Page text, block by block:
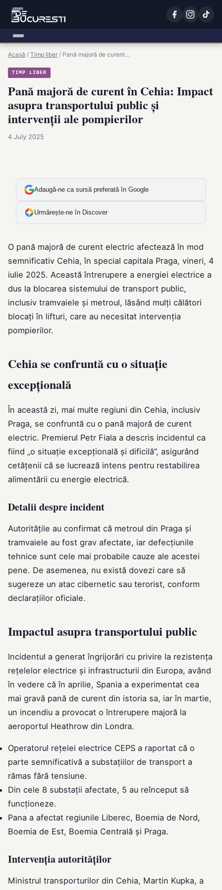
Acasă / Timp liber / Pană majoră de curent…
TIMP LIBER
Pană majoră de curent în Cehia: Impact
asupra transportului public și
intervenții ale pompierilor
4 July 2025
Adaugă-ne ca sursă preferată în Google
Urmărește-ne în Discover
O pană majoră de curent electric afectează în mod
semnificativ Cehia, în special capitala Praga, vineri, 4
iulie 2025. Această întrerupere a energiei electrice a
dus la blocarea sistemului de transport public,
inclusiv tramvaiele și metroul, lăsând mulți călători
blocați în lifturi, care au necesitat intervenția
pompierilor.
Cehia se confruntă cu o situație
excepțională
În această zi, mai multe regiuni din Cehia, inclusiv
Praga, se confruntă cu o pană majoră de curent
electric. Premierul Petr Fiala a descris incidentul ca
fiind „o situaţie excepţională şi dificilă”, asigurând
cetățenii că se lucrează intens pentru restabilirea
alimentării cu energie electrică.
Detalii despre incident
Autoritățile au confirmat că metroul din Praga și
tramvaiele au fost grav afectate, iar defecțiunile
tehnice sunt cele mai probabile cauze ale acestei
pene. De asemenea, nu există dovezi care să
sugereze un atac cibernetic sau terorist, conform
declarațiilor oficiale.
Impactul asupra transportului public
Incidentul a generat îngrijorări cu privire la rezistenţa
rețelelor electrice și infrastructurii din Europa, având
în vedere că în aprilie, Spania a experimentat cea
mai gravă pană de curent din istoria sa, iar în martie,
un incendiu a provocat o întrerupere majoră la
aeroportul Heathrow din Londra.
Operatorul rețelei electrice CEPS a raportat că o
parte semnificativă a substațiilor de transport a
rămas fără tensiune.
Din cele 8 substații afectate, 5 au reînceput să
funcționeze.
Pana a afectat regiunile Liberec, Boemia de Nord,
Boemia de Est, Boemia Centrală și Praga.
Intervenția autorităților
Ministrul transporturilor din Cehia, Martin Kupka, a